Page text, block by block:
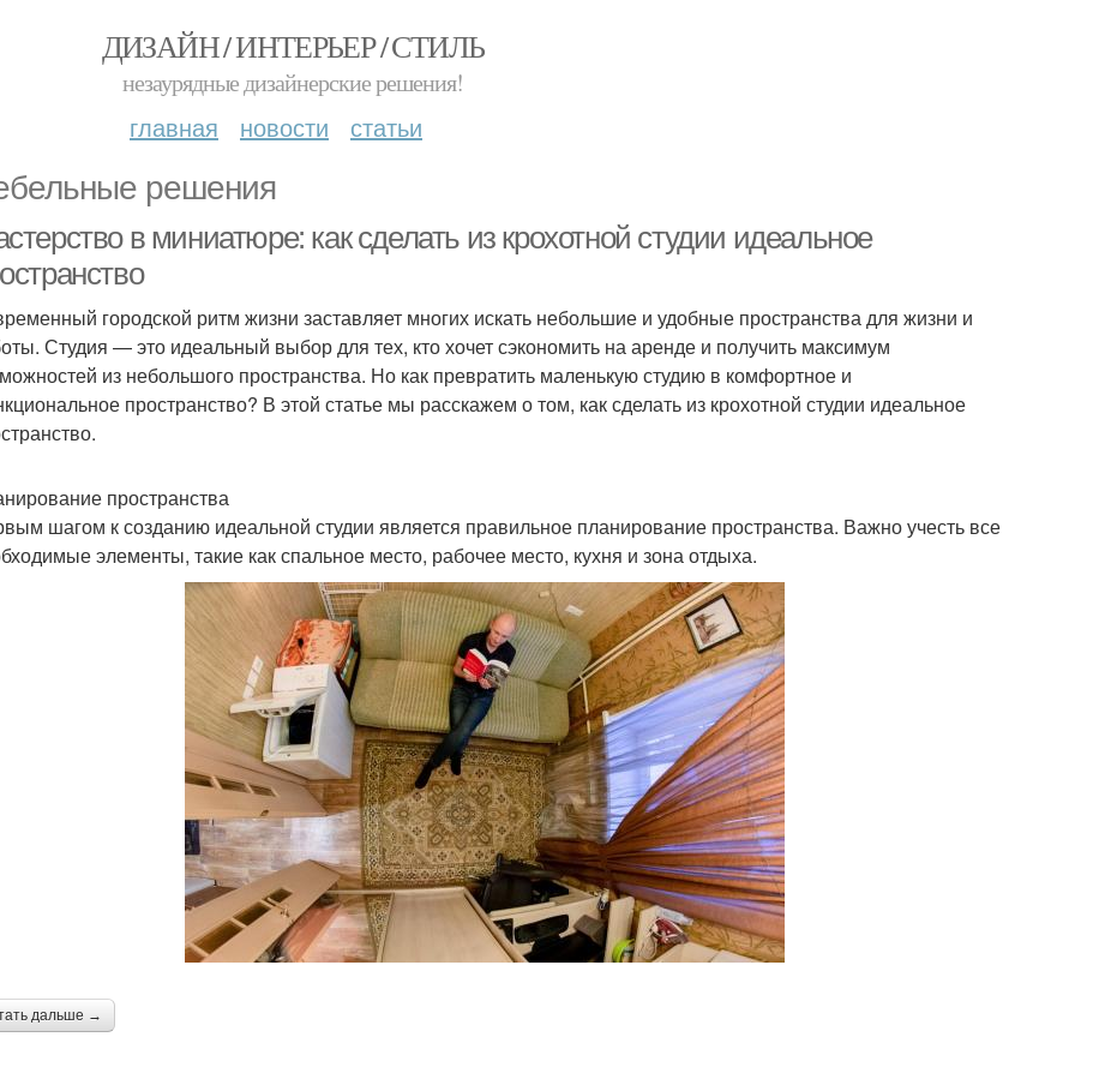
ДИЗАЙН / ИНТЕРЬЕР / СТИЛЬ
незаурядные дизайнерские решения!
главная новости статьи
решения
в миниатюре: как сделать из крохотной студии идеальное
городской ритм жизни заставляет многих искать небольшие и удобные пространства для жизни и
Студия — это идеальный выбор для тех, кто хочет сэкономить на аренде и получить максимум
из небольшого пространства. Но как превратить маленькую студию в комфортное и
пространство? В этой статье мы расскажем о том, как сделать из крохотной студии идеальное
пространства
шагом к созданию идеальной студии является правильное планирование пространства. Важно учесть все
элементы, такие как спальное место, рабочее место, кухня и зона отдыха.
дальше →